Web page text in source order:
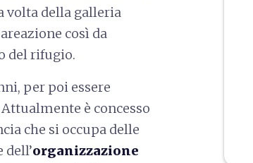
volta della galleria
così da
del rifugio.
per poi essere
è concesso
che si occupa delle
organizzazione